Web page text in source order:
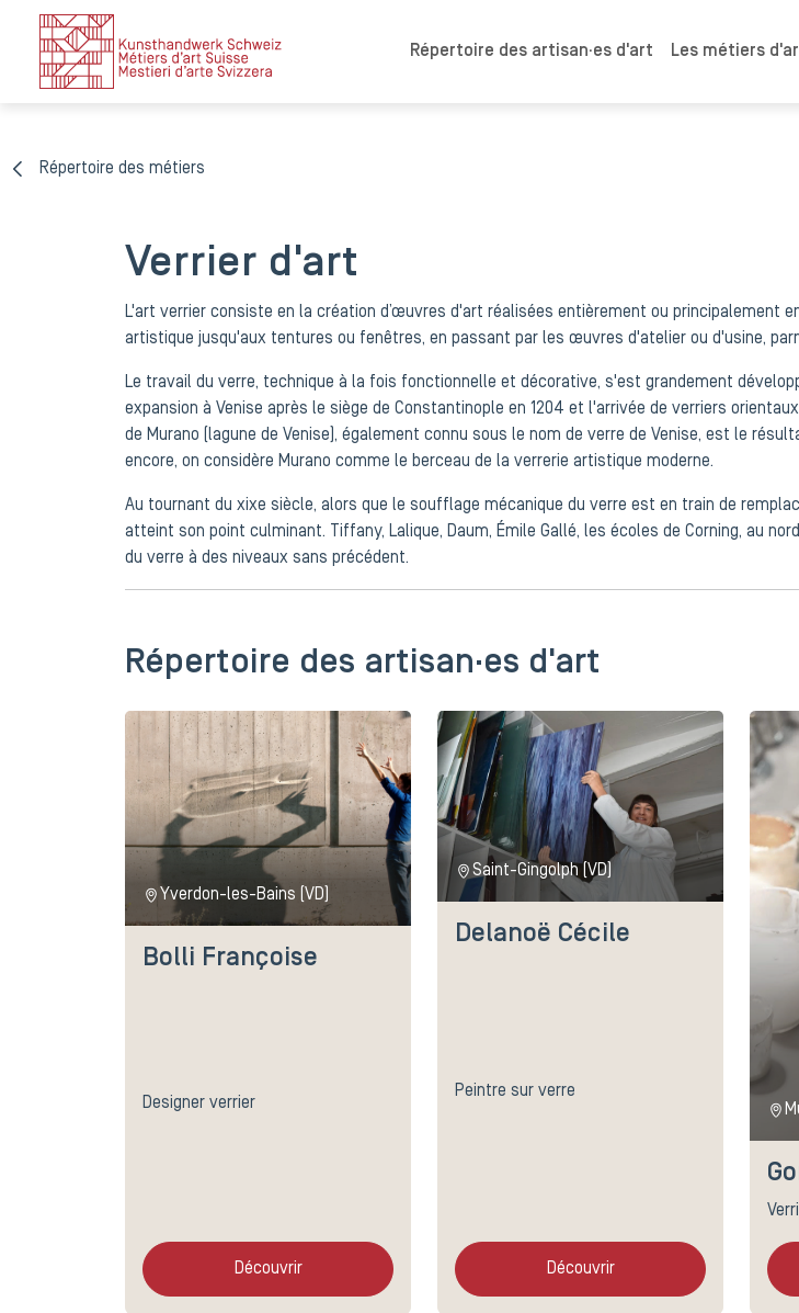
Répertoire des artisan·es d'art Les métiers
Répertoire des métiers
Verrier d'art
L'art verrier consiste en la création d’œuvres d'art réalisées entièrement ou principalement
artistique jusqu'aux tentures ou fenêtres, en passant par les œuvres d'atelier ou d'usine,
Le travail du verre, technique à la fois fonctionnelle et décorative, s'est grandement
expansion à Venise après le siège de Constantinople en 1204 et l'arrivée de verriers
de Murano (lagune de Venise), également connu sous le nom de verre de Venise, est le
encore, on considère Murano comme le berceau de la verrerie artistique moderne.
Au tournant du xixe siècle, alors que le soufflage mécanique du verre est en train de
atteint son point culminant. Tiffany, Lalique, Daum, Émile Gallé, les écoles de Corning, au
du verre à des niveaux sans précédent.
Répertoire des artisan·es d'art
Yverdon-les-Bains (VD)
Bolli Françoise
Designer verrier
Découvrir
Saint-Gingolph (VD)
Delanoë Cécile
Peintre sur verre
Découvrir